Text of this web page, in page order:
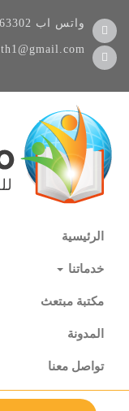
واتس اب
الرئيسية
خدماتنا
مكتبة مبتعث
المدونة
تواصل معنا